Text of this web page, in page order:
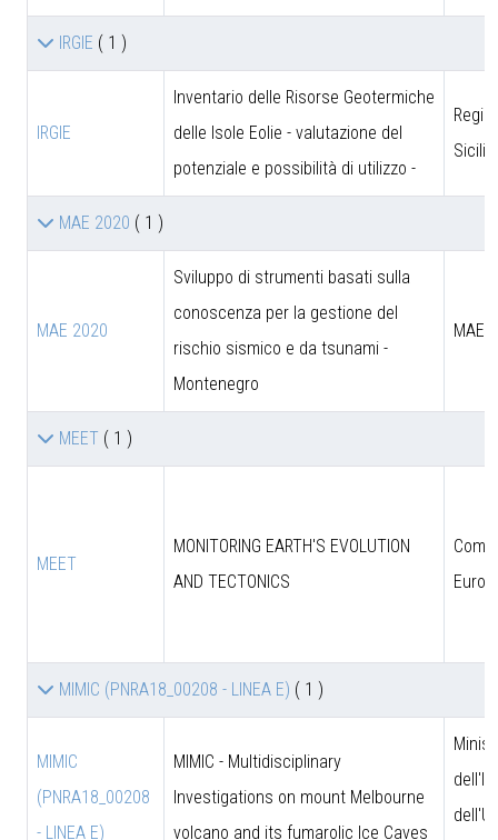
IRGIE ( 1 )
IRGIE
Inventario delle Risorse Geotermiche
delle Isole Eolie - valutazione del
potenziale e possibilità di utilizzo -
MAE 2020 ( 1 )
MAE 2020
Sviluppo di strumenti basati sulla
conoscenza per la gestione del
rischio sismico e da tsunami -
Montenegro
MAE
MEET ( 1 )
MEET
MONITORING EARTH'S EVOLUTION
AND TECTONICS
MIMIC (PNRA18_00208 - LINEA E) ( 1 )
MIMIC
(PNRA18_00208
- LINEA E)
MIMIC - Multidisciplinary
Investigations on mount Melbourne
volcano and its fumarolic Ice Caves